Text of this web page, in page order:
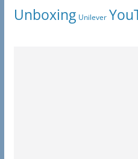
Unboxing Unilever